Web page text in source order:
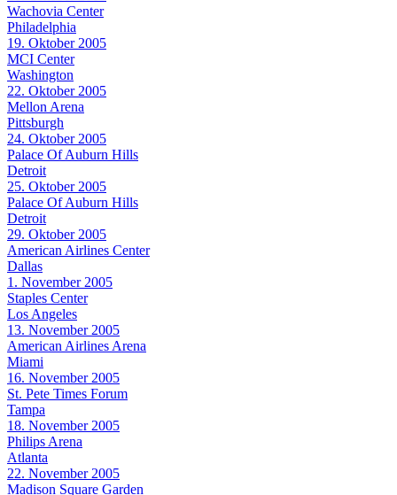
Wachovia Center
Philadelphia
19. Oktober 2005
MCI Center
Washington
22. Oktober 2005
Mellon Arena
Pittsburgh
24. Oktober 2005
Palace Of Auburn Hills
Detroit
25. Oktober 2005
Palace Of Auburn Hills
Detroit
29. Oktober 2005
American Airlines Center
Dallas
1. November 2005
Staples Center
Los Angeles
13. November 2005
American Airlines Arena
Miami
16. November 2005
St. Pete Times Forum
Tampa
18. November 2005
Philips Arena
Atlanta
22. November 2005
Madison Square Garden